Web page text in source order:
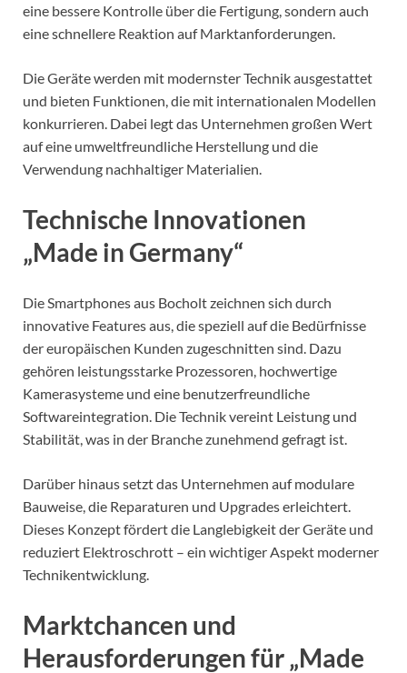
eine bessere Kontrolle über die Fertigung, sondern auch
eine schnellere Reaktion auf Marktanforderungen.
Die Geräte werden mit modernster Technik ausgestattet
und bieten Funktionen, die mit internationalen Modellen
konkurrieren. Dabei legt das Unternehmen großen Wert
auf eine umweltfreundliche Herstellung und die
Verwendung nachhaltiger Materialien.
Technische Innovationen
„Made in Germany“
Die Smartphones aus Bocholt zeichnen sich durch
innovative Features aus, die speziell auf die Bedürfnisse
der europäischen Kunden zugeschnitten sind. Dazu
gehören leistungsstarke Prozessoren, hochwertige
Kamerasysteme und eine benutzerfreundliche
Softwareintegration. Die Technik vereint Leistung und
Stabilität, was in der Branche zunehmend gefragt ist.
Darüber hinaus setzt das Unternehmen auf modulare
Bauweise, die Reparaturen und Upgrades erleichtert.
Dieses Konzept fördert die Langlebigkeit der Geräte und
reduziert Elektroschrott – ein wichtiger Aspekt moderner
Technikentwicklung.
Marktchancen und
Herausforderungen für „Made